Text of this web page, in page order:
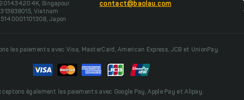
Singapour
Vietnam
5140001101308, Japon
contact@baolau.com
les paiements avec Visa, MasterCard, American Express, JCB et UnionPay.
également les paiements avec Google Pay, Apple Pay et Alipay.